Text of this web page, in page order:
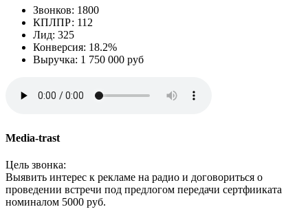
Звонков: 1800
КПЛПР: 112
Лид: 325
Конверсия: 18.2%
Выручка: 1 750 000 руб
Media-trast
Цель звонка:
Выявить интерес к рекламе на радио и договориться о
проведении встречи под предлогом передачи сертфииката
номиналом 5000 руб.